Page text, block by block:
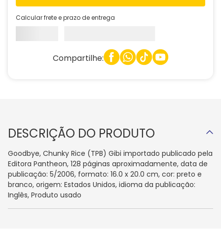
Calcular frete e prazo de entrega
Compartilhe:
DESCRIÇÃO DO PRODUTO
Goodbye, Chunky Rice (TPB) Gibi importado publicado pela
Editora Pantheon, 128 páginas aproximadamente, data de
publicação: 5/2006, formato: 16.0 x 20.0 cm, cor: preto e
branco, origem: Estados Unidos, idioma da publicação:
Inglês, Produto usado